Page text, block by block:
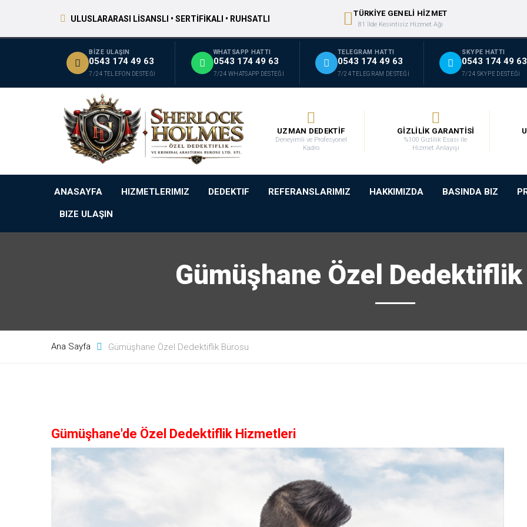
ULUSLARARASI LİSANSLI • SERTİFİKALI • RUHSATLI
TÜRKİYE GENELİ HİZMET
81 İlde Kesintisiz Hizmet Ağı
BİZE ULAŞIN
0543 174 49 63
7/24 TELEFON DESTEĞİ
WHATSAPP HATTI
0543 174 49 63
7/24 WHATSAPP DESTEĞİ
TELEGRAM HATTI
0543 174 49 63
7/24 TELEGRAM DESTEĞİ
SKYPE HATTI
0543 174 49 63
7/24 SKYPE DESTEĞİ
UZMAN DEDEKTİF
Deneyimli ve Profesyonel
Kadro
GİZLİLİK GARANTİSİ
%100 Gizlilik Esası ile
Hizmet Anlayışı
ANASAYFA HIZMETLERIMIZ DEDEKTIF REFERANSLARIMIZ HAKKIMIZDA BASINDA BIZ
BIZE ULAŞIN
Gümüşhane Özel
Ana Sayfa Gümüşhane Özel Dedektiflik Bürosu
Gümüşhane'de Özel Dedektiflik Hizmetleri